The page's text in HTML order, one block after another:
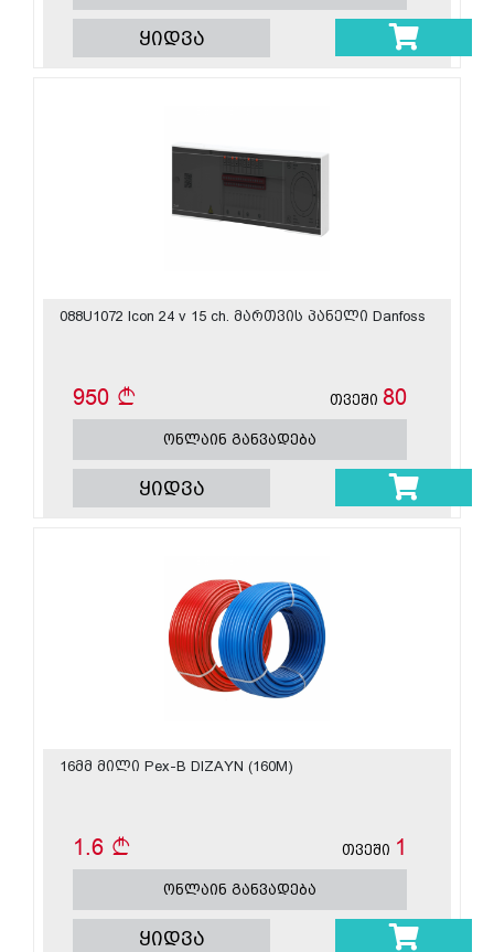
ყიდვა
088U1072 Icon 24 v 15 ch. მართვის პანელი Danfoss
950 თვეში 80
ონლაინ განვადება
ყიდვა
16მმ მილი Pex-B DIZAYN (160M)
1.6 თვეში 1
ონლაინ განვადება
ყიდვა